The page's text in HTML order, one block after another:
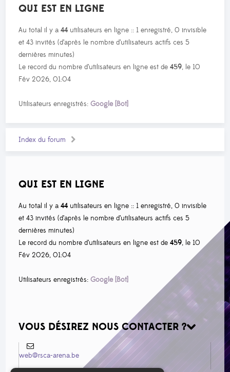
QUI EST EN LIGNE
Au total il y a44 utilisateurs en ligne :: 1 enregistré, 0 invisible
et 43 invités (d’après le nombre d’utilisateurs actifs ces 5
dernières minutes)
Le record du nombre d’utilisateurs en ligne est de459, le 10
Fév 2026, 01:04
Utilisateurs enregistrés:Google [Bot]
Index du forum
QUI EST EN LIGNE
Au total il y a44 utilisateurs en ligne :: 1 enregistré, 0 invisible
et 43 invités (d’après le nombre d’utilisateurs actifs ces 5
dernières minutes)
Le record du nombre d’utilisateurs en ligne est de459, le 10
Fév 2026, 01:04
Utilisateurs enregistrés:Google [Bot]
VOUS DÉSIREZ NOUS CONTACTER ?
web@rsca-arena.be